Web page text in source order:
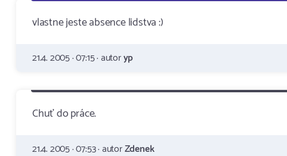
vlastne jeste absence lidstva :)
21.4. 2005 · 07:15 · autoryp
Chuť do práce.
21.4. 2005 · 07:53 · autorZdenek